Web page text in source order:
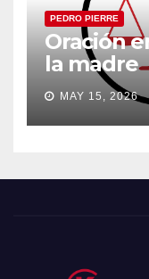
PEDRO PIERRE
Oración
la madre
MAY 15, 2026